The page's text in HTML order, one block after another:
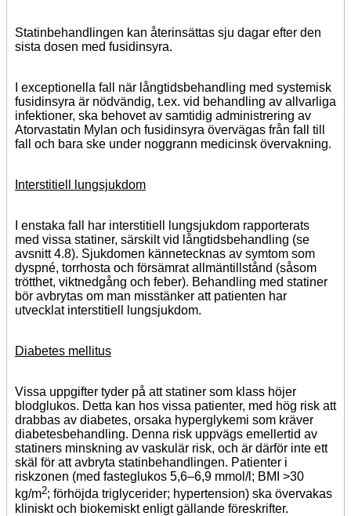
Statinbehandlingen kan återinsättas sju dagar efter den
sista dosen med fusidinsyra.
I exceptionella fall när långtidsbehandling med systemisk
fusidinsyra är nödvändig, t.ex. vid behandling av allvarliga
infektioner, ska behovet av samtidig administrering av
Atorvastatin Mylan och fusidinsyra övervägas från fall till
fall och bara ske under noggrann medicinsk övervakning.
Interstitiell lungsjukdom
I enstaka fall har interstitiell lungsjukdom rapporterats
med vissa statiner, särskilt vid långtidsbehandling (se
avsnitt 4.8). Sjukdomen kännetecknas av symtom som
dyspné, torrhosta och försämrat allmäntillstånd (såsom
trötthet, viktnedgång och feber). Behandling med statiner
bör avbrytas om man misstänker att patienten har
utvecklat interstitiell lungsjukdom.
Diabetes mellitus
Vissa uppgifter tyder på att statiner som klass höjer
blodglukos. Detta kan hos vissa patienter, med hög risk att
drabbas av diabetes, orsaka hyperglykemi som kräver
diabetesbehandling. Denna risk uppvägs emellertid av
statiners minskning av vaskulär risk, och är därför inte ett
skäl för att avbryta statinbehandlingen. Patienter i
riskzonen (med fasteglukos 5,6–6,9 mmol/l; BMI >30
kg/m2; förhöjda triglycerider; hypertension) ska övervakas
kliniskt och biokemiskt enligt gällande föreskrifter.